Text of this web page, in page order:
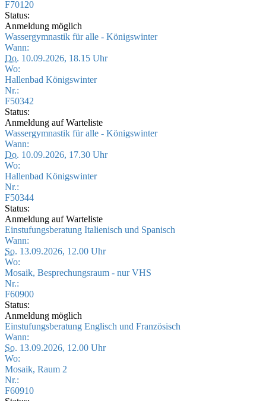
F70120
Status:
Anmeldung möglich
Wassergymnastik für alle - Königswinter
Wann:
Do. 10.09.2026, 18.15 Uhr
Wo:
Hallenbad Königswinter
Nr.:
F50342
Status:
Anmeldung auf Warteliste
Wassergymnastik für alle - Königswinter
Wann:
Do. 10.09.2026, 17.30 Uhr
Wo:
Hallenbad Königswinter
Nr.:
F50344
Status:
Anmeldung auf Warteliste
Einstufungsberatung Italienisch und Spanisch
Wann:
So. 13.09.2026, 12.00 Uhr
Wo:
Mosaik, Besprechungsraum - nur VHS
Nr.:
F60900
Status:
Anmeldung möglich
Einstufungsberatung Englisch und Französisch
Wann:
So. 13.09.2026, 12.00 Uhr
Wo:
Mosaik, Raum 2
Nr.:
F60910